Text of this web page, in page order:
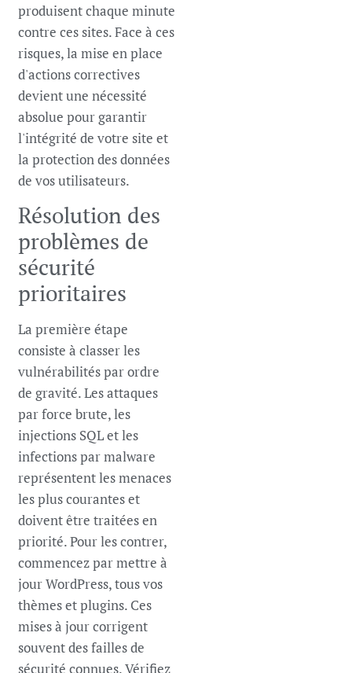
produisent chaque minute
contre ces sites. Face à ces
risques, la mise en place
d'actions correctives
devient une nécessité
absolue pour garantir
l'intégrité de votre site et
la protection des données
de vos utilisateurs.
Résolution des
problèmes de
sécurité
prioritaires
La première étape
consiste à classer les
vulnérabilités par ordre
de gravité. Les attaques
par force brute, les
injections SQL et les
infections par malware
représentent les menaces
les plus courantes et
doivent être traitées en
priorité. Pour les contrer,
commencez par mettre à
jour WordPress, tous vos
thèmes et plugins. Ces
mises à jour corrigent
souvent des failles de
sécurité connues. Vérifiez